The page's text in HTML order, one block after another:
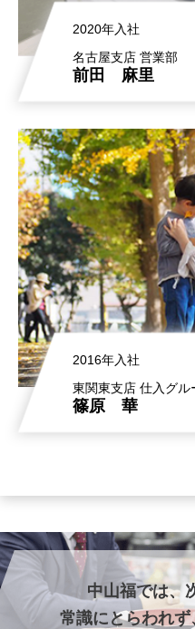
2020年入社
名古屋支店 営業部
前田 麻里
2016年入社
東関東支店 仕入グル
篠原 華
中山福では、
常識にとらわれず